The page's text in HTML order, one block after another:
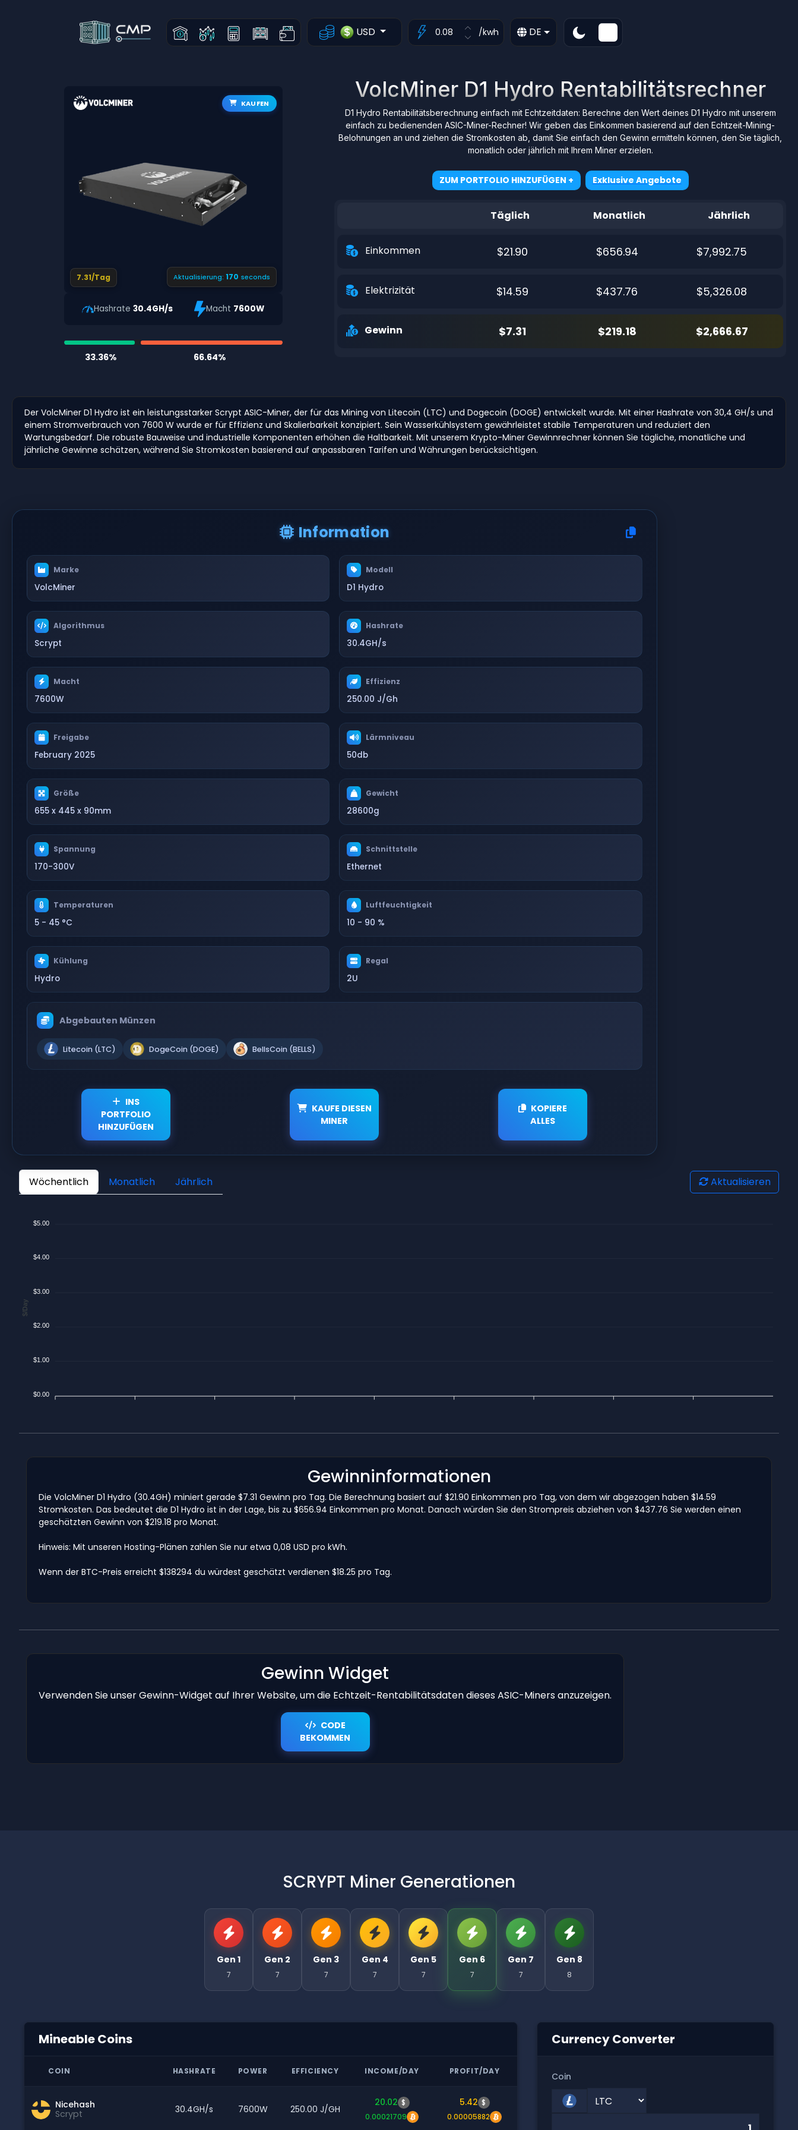
USD /kwh DE
KAUFEN
7.31/Tag Aktualisierung:169 seconds
Hashrate30.4GH/s Macht 7600W
33.36% 66.64%
VolcMiner D1 Hydro Rentabilitätsrechner
D1 Hydro Rentabilitätsberechnung einfach mit Echtzeitdaten: Berechne den Wert deines D1 Hydro mit unserem
einfach zu bedienenden ASIC-Miner-Rechner! Wir geben das Einkommen basierend auf den Echtzeit-Mining-
Belohnungen an und ziehen die Stromkosten ab, damit Sie einfach den Gewinn ermitteln können, den Sie täglich,
monatlich oder jährlich mit Ihrem Miner erzielen.
ZUM PORTFOLIO HINZUFÜGEN + Exklusive Angebote
Täglich Monatlich Jährlich
Einkommen $21.90 $656.94 $7,992.75
Elektrizität $14.59 $437.76 $5,326.08
Gewinn $7.31 $219.18 $2,666.67
Der VolcMiner D1 Hydro ist ein leistungsstarker Scrypt ASIC-Miner, der für das Mining von Litecoin (LTC) und Dogecoin (DOGE) entwickelt wurde. Mit einer Hashrate von 30,4 GH/s und
einem Stromverbrauch von 7600 W wurde er für Effizienz und Skalierbarkeit konzipiert. Sein Wasserkühlsystem gewährleistet stabile Temperaturen und reduziert den
Wartungsbedarf. Die robuste Bauweise und industrielle Komponenten erhöhen die Haltbarkeit. Mit unserem Krypto-Miner Gewinnrechner können Sie tägliche, monatliche und
jährliche Gewinne schätzen, während Sie Stromkosten basierend auf anpassbaren Tarifen und Währungen berücksichtigen.
Information
Marke
VolcMiner
Modell
D1 Hydro
Algorithmus
Scrypt
Hashrate
30.4GH/s
Macht
7600W
Effizienz
250.00 J/Gh
Freigabe
February 2025
Lärmniveau
50db
Größe
655 x 445 x 90mm
Gewicht
28600g
Spannung
170-300V
Schnittstelle
Ethernet
Temperaturen
5 - 45 °C
Luftfeuchtigkeit
10 - 90 %
Kühlung
Hydro
Regal
2U
Abgebauten Münzen
Litecoin (LTC) DogeCoin (DOGE) BellsCoin (BELLS)
INS
PORTFOLIO
HINZUFÜGEN
KAUFE DIESEN
MINER
KOPIERE
ALLES
Wöchentlich Monatlich Jährlich Aktualisieren
$5.00
$4.00
$3.00
$2.00
$1.00
$0.00
$/Day
Gewinninformationen
Die VolcMiner D1 Hydro (30.4GH) miniert gerade $7.31 Gewinn pro Tag. Die Berechnung basiert auf $21.90 Einkommen pro Tag, von dem wir abgezogen haben $14.59
Stromkosten. Das bedeutet die D1 Hydro ist in der Lage, bis zu $656.94 Einkommen pro Monat. Danach würden Sie den Strompreis abziehen von $437.76 Sie werden einen
geschätzten Gewinn von $219.18 pro Monat.
Hinweis: Mit unseren Hosting-Plänen zahlen Sie nur etwa 0,08 USD pro kWh.
Wenn der BTC-Preis erreicht $138294 du würdest geschätzt verdienen $18.25 pro Tag.
Gewinn Widget
Verwenden Sie unser Gewinn-Widget auf Ihrer Website, um die Echtzeit-Rentabilitätsdaten dieses ASIC-Miners anzuzeigen.
CODE
BEKOMMEN
SCRYPT Miner Generationen
Gen 1
7
Gen 2
7
Gen 3
7
Gen 4
7
Gen 5
7
Gen 6
7
Gen 7
7
Gen 8
8
Mineable Coins
COIN HASHRATE POWER EFFICIENCY INCOME/DAY PROFIT/DAY
Nicehash
Scrypt
30.4GH/s 7600W 250.00 J/GH
20.02 $
0.00021709
5.42 $
0.00005882
Currency Converter
Coin